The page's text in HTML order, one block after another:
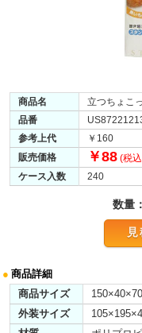
商品名
立つちょこ
品番
参考上代
￥160
販売価格
￥88 (税
ケース入数
240
数量：
● 商品詳細
商品サイズ
外装サイズ